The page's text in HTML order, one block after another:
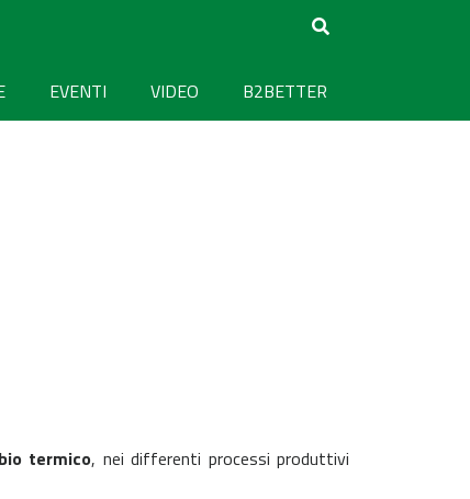
EVENTI VIDEO B2BETTER
termico, nei differenti processi produttivi